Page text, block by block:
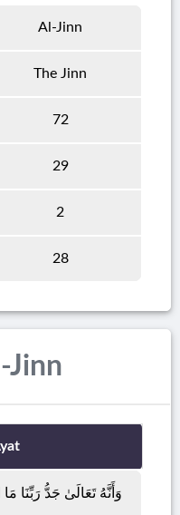
Al-Jinn
The Jinn
72
29
2
28
Jinn
وَأَنَّهُ تَعَالَىٰ جَدُّ رَبِّنَا